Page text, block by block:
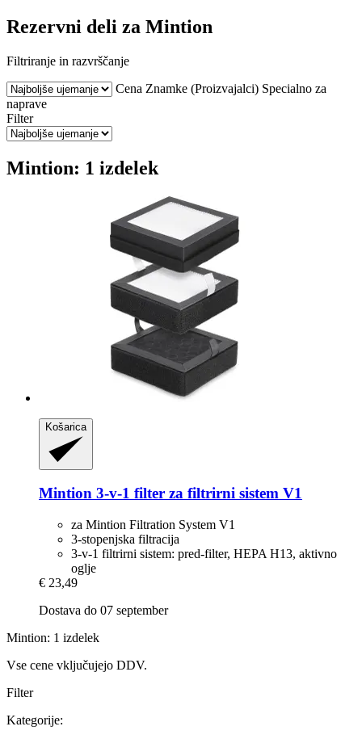
Rezervni deli za Mintion
Filtriranje in razvrščanje
Cena Znamke (Proizvajalci) Specialno za
naprave
Filter
Mintion: 1 izdelek
Košarica
Mintion 3-​v-​1 filter za filtrirni sistem V1
za Mintion Filtration System V1
3-stopenjska filtracija
3-v-1 filtrirni sistem: pred-filter, HEPA H13, aktivno
oglje
€ 23,49
Dostava do 07 september
Mintion: 1 izdelek
Vse cene vključujejo DDV.
Filter
Kategorije: